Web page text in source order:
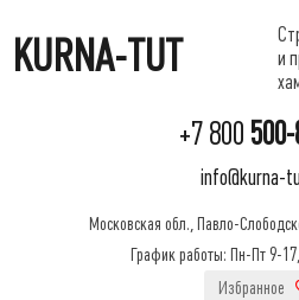
KURNA-TUT
и
+7 800
info@kurna-
Московская обл., Павло-
График работы: Пн-Пт 9-
Избранное